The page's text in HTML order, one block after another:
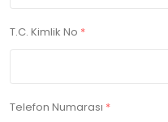
T.C. Kimlik No *
Telefon Numarası *